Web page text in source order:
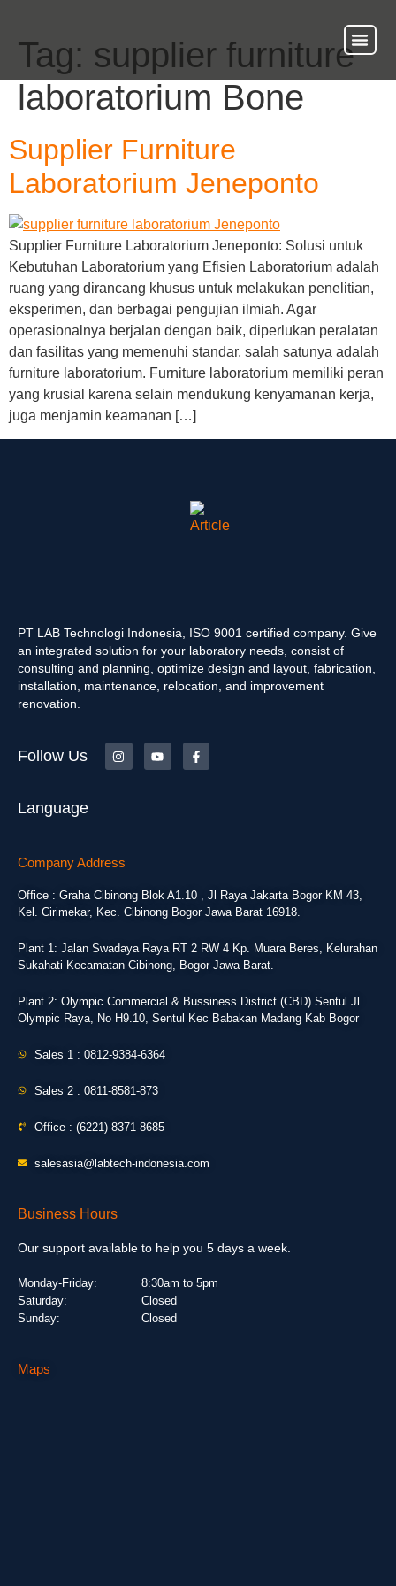
Tag: supplier furniture
laboratorium Bone
Supplier Furniture
Laboratorium Jeneponto
Supplier Furniture Laboratorium Jeneponto: Solusi untuk
Kebutuhan Laboratorium yang Efisien Laboratorium adalah
ruang yang dirancang khusus untuk melakukan penelitian,
eksperimen, dan berbagai pengujian ilmiah. Agar
operasionalnya berjalan dengan baik, diperlukan peralatan
dan fasilitas yang memenuhi standar, salah satunya adalah
furniture laboratorium. Furniture laboratorium memiliki peran
yang krusial karena selain mendukung kenyamanan kerja,
juga menjamin keamanan […]
PT LAB Technologi Indonesia, ISO 9001 certified company. Give
an integrated solution for your laboratory needs, consist of
consulting and planning, optimize design and layout, fabrication,
installation, maintenance, relocation, and improvement
renovation.
Follow Us
Language
Company Address
Office : Graha Cibinong Blok A1.10 , Jl Raya Jakarta Bogor KM 43,
Kel. Cirimekar, Kec. Cibinong Bogor Jawa Barat 16918.
Plant 1: Jalan Swadaya Raya RT 2 RW 4 Kp. Muara Beres, Kelurahan
Sukahati Kecamatan Cibinong, Bogor-Jawa Barat.
Plant 2: Olympic Commercial & Bussiness District (CBD) Sentul Jl.
Olympic Raya, No H9.10, Sentul Kec Babakan Madang Kab Bogor
Sales 1 : 0812-9384-6364
Sales 2 : 0811-8581-873
Office : (6221)-8371-8685
salesasia@labtech-indonesia.com
Business Hours
Our support available to help you 5 days a week.
Monday-Friday:
Saturday:
Sunday:
8:30am to 5pm
Closed
Closed
Maps